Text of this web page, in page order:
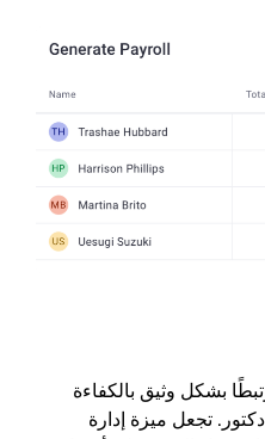
بشكل وثيق بالكفاءة
دكتور. تجعل ميزة إدارة